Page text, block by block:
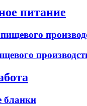
питание
бланки